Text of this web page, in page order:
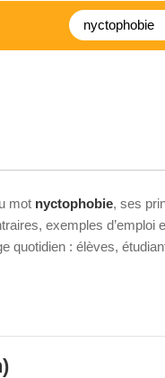
mot nyctophobie, ses
exemples
quotidien : élèves,